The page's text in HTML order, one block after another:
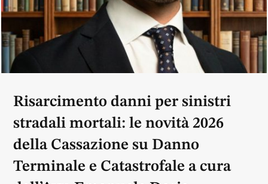
Risarcimento danni per sinistri
stradali mortali: le novità 2026
della Cassazione su Danno
Terminale e Catastrofale a cura